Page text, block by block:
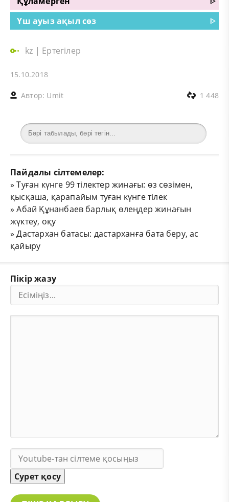
Үш ауыз ақыл сөз
ᐈ
kz | Ертегілер
15.10.2018
Автор: Umit 1 448
Пайдалы сілтемелер:
»Туған күнге 99 тілектер жинағы: өз сөзімен,
қысқаша, қарапайым туған күнге тілек
»Абай Құнанбаев барлық өлеңдер жинағын
жүктеу, оқу
»Дастархан батасы: дастарханға бата беру, ас
қайыру
Пікір жазу
Сурет қосу